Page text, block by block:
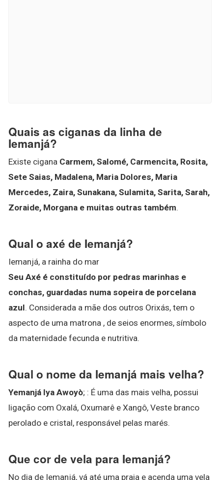
Quais as ciganas da linha de
Iemanjá?
Existe cigana Carmem, Salomé, Carmencita, Rosita,
Sete Saias, Madalena, Maria Dolores, Maria
Mercedes, Zaira, Sunakana, Sulamita, Sarita, Sarah,
Zoraide, Morgana e muitas outras também.
Qual o axé de Iemanjá?
Iemanjá, a rainha do mar
Seu Axé é constituído por pedras marinhas e
conchas, guardadas numa sopeira de porcelana
azul. Considerada a mãe dos outros Orixás, tem o
aspecto de uma matrona , de seios enormes, símbolo
da maternidade fecunda e nutritiva.
Qual o nome da Iemanjá mais velha?
Yemanjá Iya Awoyò; : É uma das mais velha, possui
ligação com Oxalá, Oxumarê e Xangô, Veste branco
perolado e cristal, responsável pelas marés.
Que cor de vela para Iemanjá?
No dia de Iemanjá, vá até uma praia e acenda uma vela